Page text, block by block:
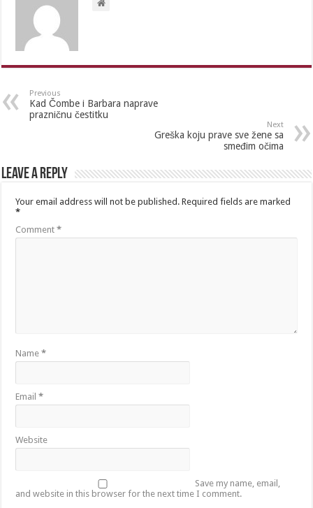
Previous
Kad Čombe i Barbara naprave
prazničnu čestitku
Next
Greška koju prave sve žene sa
smeđim očima
Leave a Reply
Your email address will not be published. Required fields are marked
*
Comment*
Name*
Email*
Website
Save my name, email,
and website in this browser for the next time I comment.